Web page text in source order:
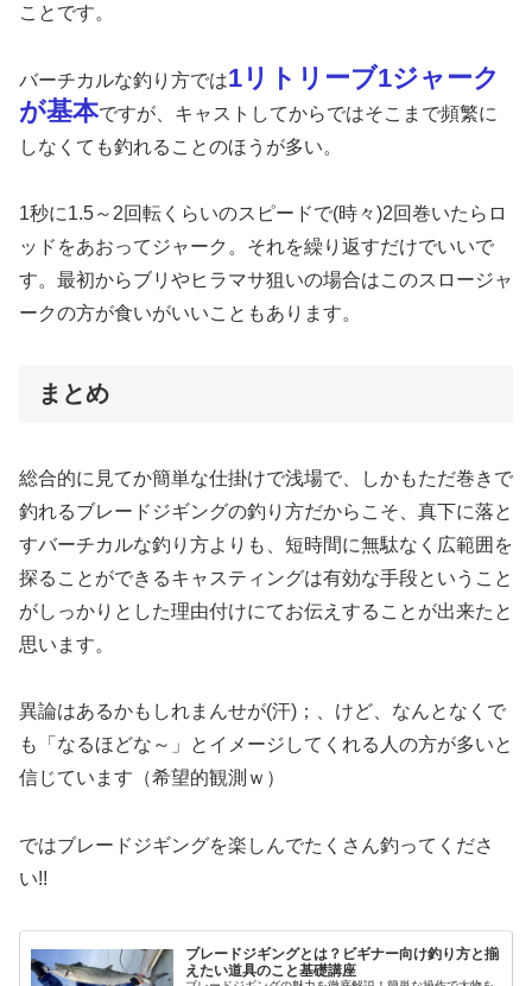
ことです。
バーチカルな釣り方では1リトリーブ1ジャーク
が基本ですが、キャストしてからではそこまで頻繁に
しなくても釣れることのほうが多い。
1秒に1.5～2回転くらいのスピードで(時々)2回巻いたらロ
ッドをあおってジャーク。それを繰り返すだけでいいで
す。最初からブリやヒラマサ狙いの場合はこのスロージャ
ークの方が食いがいいこともあります。
まとめ
総合的に見てか簡単な仕掛けで浅場で、しかもただ巻きで
釣れるブレードジギングの釣り方だからこそ、真下に落と
すバーチカルな釣り方よりも、短時間に無駄なく広範囲を
探ることができるキャスティングは有効な手段ということ
がしっかりとした理由付けにてお伝えすることが出来たと
思います。
異論はあるかもしれまんせが(汗)；、けど、なんとなくで
も「なるほどな～」とイメージしてくれる人の方が多いと
信じています（希望的観測ｗ）
ではブレードジギングを楽しんでたくさん釣ってくださ
い!!
ブレードジギングとは？ビギナー向け釣り方と揃
えたい道具のこと基礎講座